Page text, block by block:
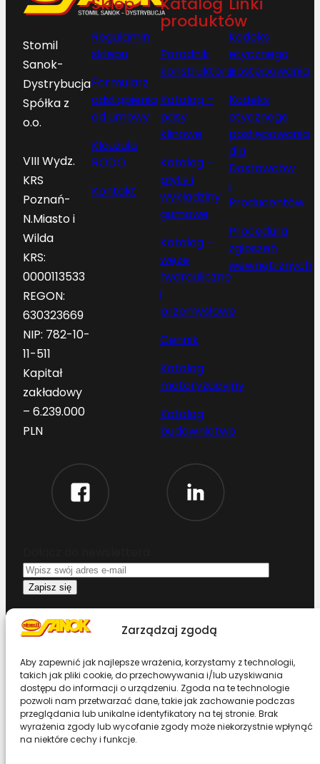
Zarządzaj zgodą
Aby zapewnić jak najlepsze wrażenia, korzystamy z technologii,
takich jak pliki cookie, do przechowywania i/lub uzyskiwania
dostępu do informacji o urządzeniu. Zgoda na te technologie
pozwoli nam przetwarzać dane, takie jak zachowanie podczas
przeglądania lub unikalne identyfikatory na tej stronie. Brak
wyrażenia zgody lub wycofanie zgody może niekorzystnie wpłynąć
na niektóre cechy i funkcje.
Stomil
Sanok-
Dystrybucja
Spółka z
o.o.
VIII Wydz.
KRS
Poznań-
N.Miasto i
Wilda
KRS:
0000113533
REGON:
630323669
NIP: 782-10-
11-511
Kapitał
zakładowy
– 6.239.000
PLN
Regulamin
sklepu
Formularz
odstąpienia
od umowy
Klauzula
RODO
Kontakt
produktów
Poradnik
konstruktora
Katalog –
pasy
klinowe
Katalog –
płyty i
wykładziny
gumowe
Katalog –
węże
hydrauliczne
i
przemysłowe
Cennik
Katalog
motoryzacyjny
Katalog
budownictwo
Kodeks
etycznego
postępowania
Kodeks
etycznego
postępowania
dla
Dostawców
i
Producentów
Procedura
zgłoszeń
wewnętrznych
Oświadczam, że przeczytałem i akceptuję
warunki korzystania z serwisu
Chcesz zostać dystrybutorem?
Design & Code by Foxstudio.eu